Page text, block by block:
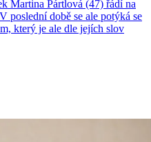
Martina Pártlová (47) řádí na
poslední době se ale potýká se
který je ale dle jejích slov